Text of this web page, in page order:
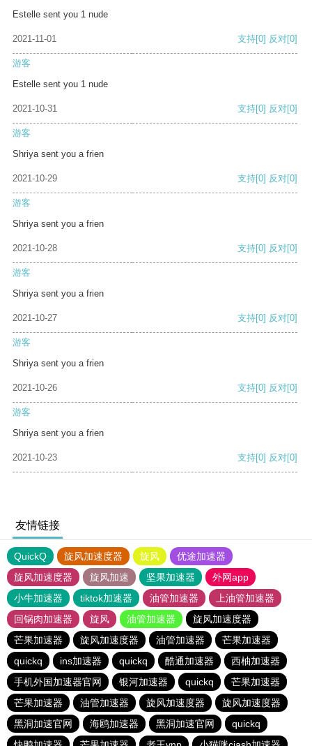
Estelle sent you 1 nude
2021-11-01 支持[0] 反对[0]
游客
Estelle sent you 1 nude
2021-10-31 支持[0] 反对[0]
游客
Shriya sent you a frien
2021-10-29 支持[0] 反对[0]
游客
Shriya sent you a frien
2021-10-28 支持[0] 反对[0]
游客
Shriya sent you a frien
2021-10-27 支持[0] 反对[0]
游客
Shriya sent you a frien
2021-10-26 支持[0] 反对[0]
游客
Shriya sent you a frien
2021-10-23 支持[0] 反对[0]
友情链接
QuickQ 旋风加速度器 旋风
优途加速器
旋风加速度器
旋风加速 坚果加速器
外网app
小牛加速器
tiktok加速器 油管加速器
上油管加速器
回锅肉加速器
旋风 油管加速器
旋风加速度器
芒果加速器
旋风加速度器 油管加速器
芒果加速器
quickq
ins加速器 quickq 酷通加速器
西柚加速器
手机外国加速器官网
银河加速器 quickq
芒果加速器
芒果加速器
油管加速器 旋风加速度器
旋风加速度器
黑洞加速官网
海鸥加速器 黑洞加速官网
quickq